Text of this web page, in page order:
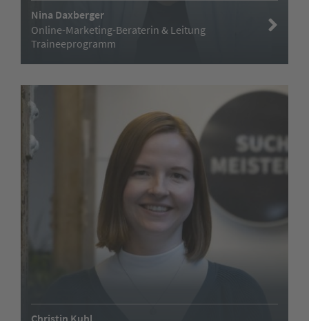
Nina Daxberger
Online-Marketing-Beraterin & Leitung
Traineeprogramm
Christin Kuhl